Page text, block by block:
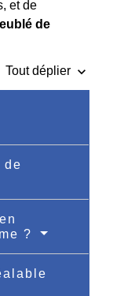
et de
de
Tout déplier keyboard_arrow_down
de
?